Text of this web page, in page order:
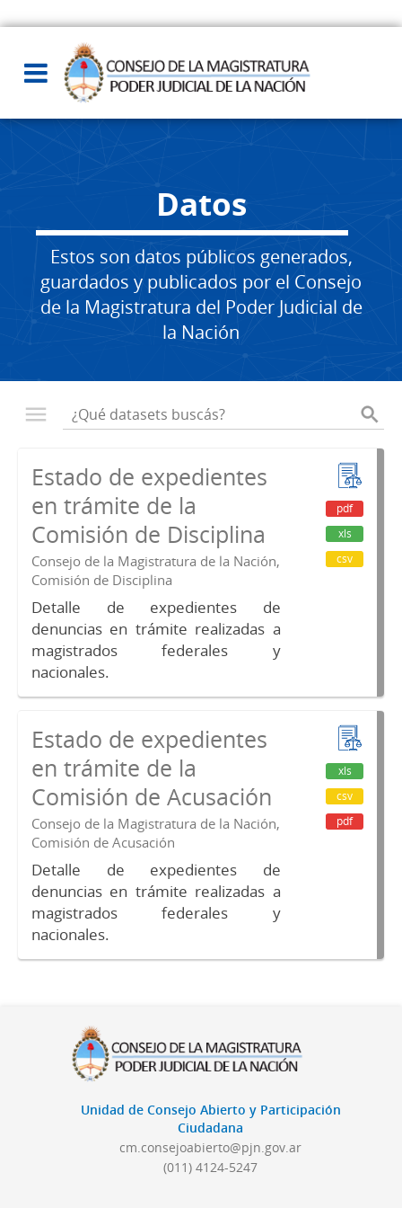
Datos
Estos son datos públicos generados,
guardados y publicados por el Consejo
de la Magistratura del Poder Judicial de
la Nación
Estado de expedientes
en trámite de la
Comisión de Disciplina
Consejo de la Magistratura de la Nación,
Comisión de Disciplina
Detalle de expedientes de
denuncias en trámite realizadas a
magistrados federales y
nacionales.
pdf
xls
csv
Estado de expedientes
en trámite de la
Comisión de Acusación
Consejo de la Magistratura de la Nación,
Comisión de Acusación
Detalle de expedientes de
denuncias en trámite realizadas a
magistrados federales y
nacionales.
xls
csv
pdf
Unidad de Consejo Abierto y Participación
Ciudadana
cm.consejoabierto@pjn.gov.ar
(011) 4124-5247